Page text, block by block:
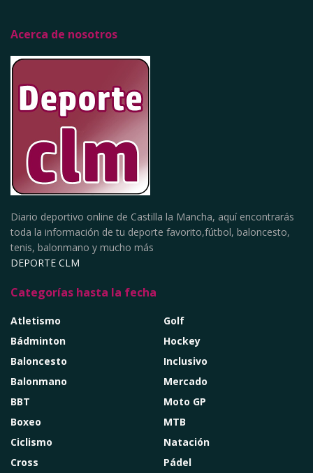
Acerca de nosotros
Diario deportivo online de Castilla la Mancha, aquí encontrarás
toda la información de tu deporte favorito,fútbol, baloncesto,
tenis, balonmano y mucho más
DEPORTE CLM
Categorías hasta la fecha
Atletismo
Bádminton
Baloncesto
Balonmano
BBT
Boxeo
Ciclismo
Cross
Golf
Hockey
Inclusivo
Mercado
Moto GP
MTB
Natación
Pádel